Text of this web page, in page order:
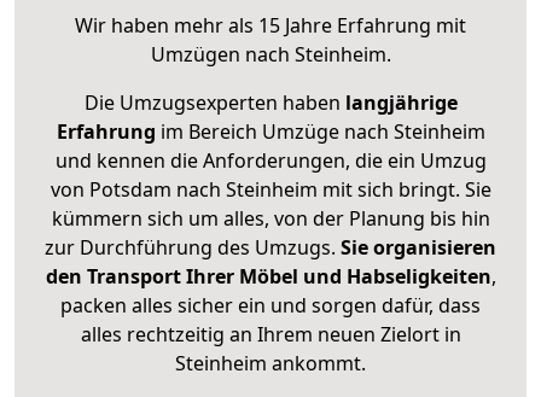
Wir haben mehr als 15 Jahre Erfahrung mit
Umzügen nach Steinheim.
Die Umzugsexperten haben langjährige
Erfahrung im Bereich Umzüge nach Steinheim
und kennen die Anforderungen, die ein Umzug
von Potsdam nach Steinheim mit sich bringt. Sie
kümmern sich um alles, von der Planung bis hin
zur Durchführung des Umzugs. Sie organisieren
den Transport Ihrer Möbel und Habseligkeiten,
packen alles sicher ein und sorgen dafür, dass
alles rechtzeitig an Ihrem neuen Zielort in
Steinheim ankommt.